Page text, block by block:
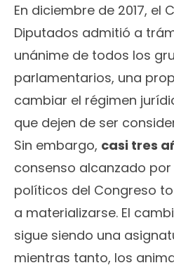
En diciembre de 2017, el
Diputados admitió a
unánime de todos los
parlamentarios, una
cambiar el régimen
que dejen de ser
Sin embargo, casi tres
consenso alcanzado
políticos del Congreso
a materializarse. El
sigue siendo una
mientras tanto, los